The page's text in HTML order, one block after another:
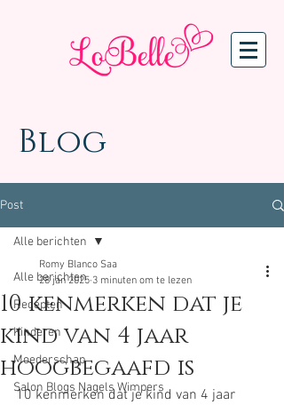
Blog
Post
Alle berichten
Recepten
Kinderen
Moederschap
Salon Blogs Nagels Wimpers
Alle berichten
10 kenmerken dat je
kind van 4 jaar
hoogbegaafd is
Romy Blanco Saa
28 jan 2025 3 minuten om te lezen
10 kenmerken dat je kind van 4 jaar